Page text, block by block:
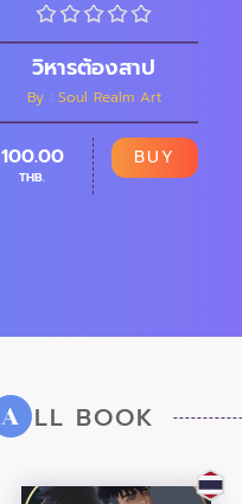
วิหารต้องสาป
By : Soul Realm Art
100.00
THB.
BUY
A LL BOOK